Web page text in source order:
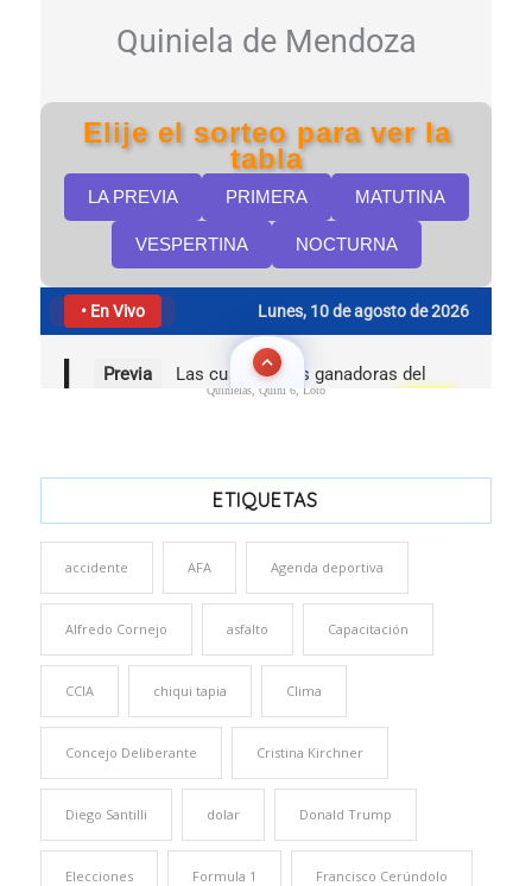
Quinielas, Quini 6, Loto
ETIQUETAS
accidente AFA Agenda deportiva
Alfredo Cornejo asfalto Capacitación
CCIA chiqui tapia Clima
Concejo Deliberante Cristina Kirchner
Diego Santilli dolar Donald Trump
Elecciones Formula 1 Francisco Cerúndolo